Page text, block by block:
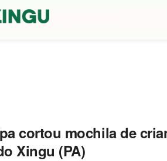
cortou mochila de
Xingu (PA)